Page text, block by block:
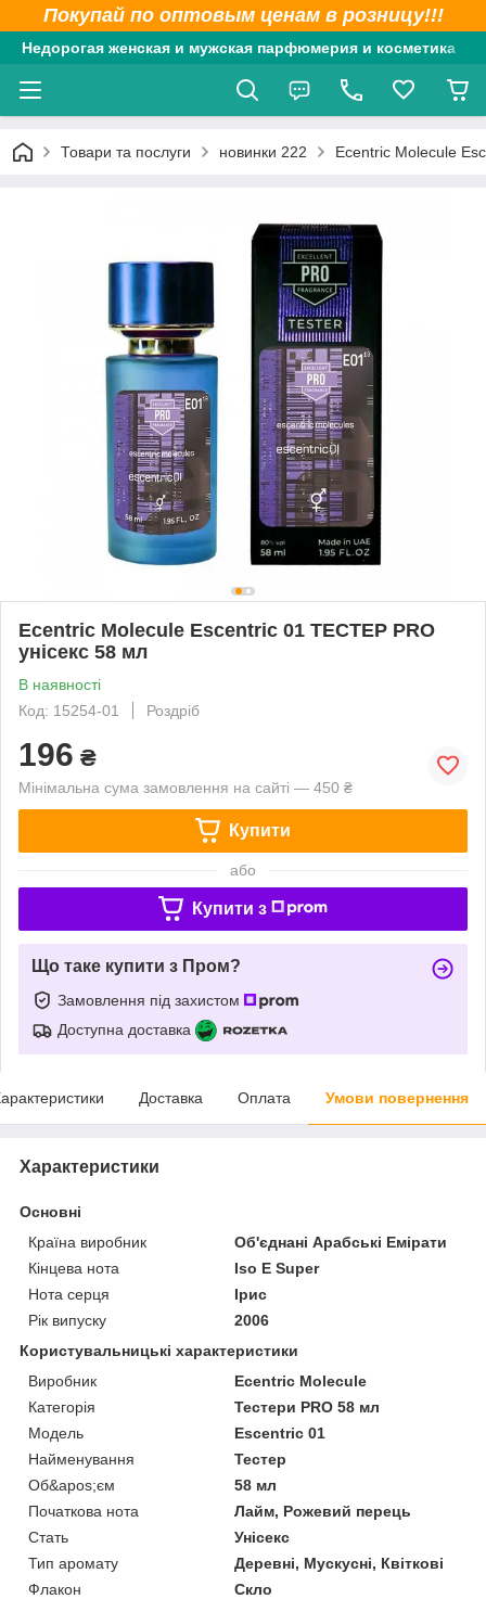
Покупай по оптовым ценам в розницу!!!
Недорогая женская и мужская парфюмерия и косметика
Товари та послуги новинки 222 Ecentric Molecule
Ecentric Molecule Escentric 01 ТЕСТЕР PRO
унісекс 58 мл
В наявності
Код: 15254-01
Роздріб
196 ₴
Мінімальна сума замовлення на сайті — 450 ₴
Купити
або
Купити з
Що таке купити з Пром?
Замовлення під захистом
Доступна доставка
Доставка Оплата Умови повернення
Характеристики
Основні
Країна виробник
Об'єднані Арабські Емірати
Кінцева нота
Iso E Super
Нота серця
Ірис
Рік випуску
2006
Користувальницькі характеристики
Виробник
Ecentric Molecule
Категорія
Тестери PRO 58 мл
Мoдель
Escentric 01
Найменування
Тестер
Об&apos;єм
58 мл
Початкова нота
Лайм, Рожевий перець
Стать
Унісекс
Тип аромату
Деревні, Мускусні, Квіткові
Флакон
Скло